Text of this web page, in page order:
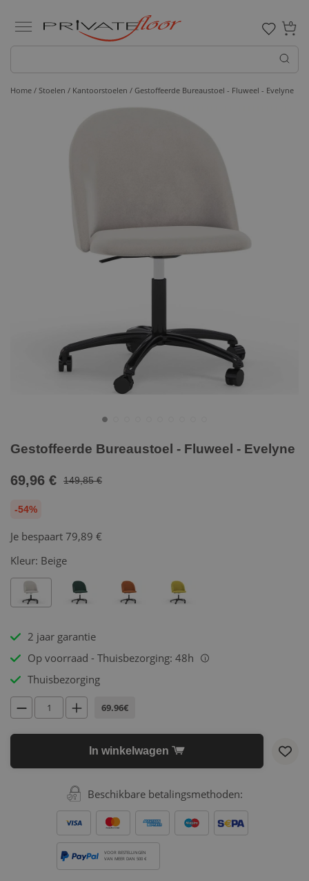
0
Home / Stoelen / Kantoorstoelen / Gestoffeerde Bureaustoel - Fluweel - Evelyne
Gestoffeerde Bureaustoel - Fluweel - Evelyne
69,96 € 149,85 €
-54%
Je bespaart 79,89 €
Kleur: Beige
2 jaar garantie
Op voorraad - Thuisbezorging: 48h
i
Thuisbezorging
69.96€
In winkelwagen
Beschikbare betalingsmethoden:
VOOR BESTELLINGEN
VAN MEER DAN 500 €